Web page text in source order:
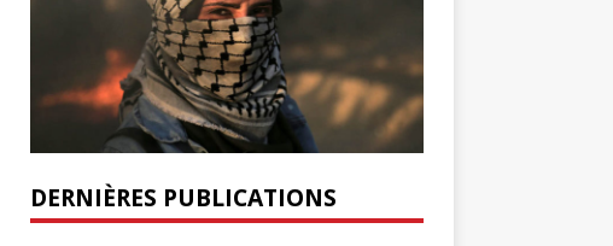
DERNIÈRES PUBLICATIONS